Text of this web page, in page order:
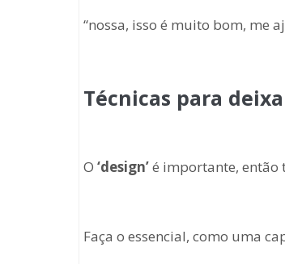
“nossa, isso é muito bom, me
Técnicas para
O ‘design’é importante, então
Faça o essencial, como uma